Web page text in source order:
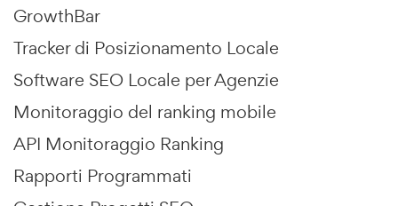
GrowthBar
Tracker di Posizionamento Locale
Software SEO Locale per Agenzie
Monitoraggio del ranking mobile
API Monitoraggio Ranking
Rapporti Programmati